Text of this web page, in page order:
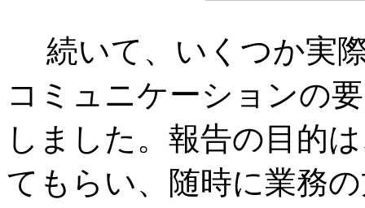
続いて、いくつか実
コミュニケーションの
しました。報告の目的
てもらい、随時に業務